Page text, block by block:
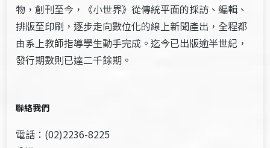
物，創刊至今，《小世界》從傳統平面的採訪、編輯、
排版至印刷，逐步走向數位化的線上新聞產出，全程都
由系上教師指導學生動手完成。迄今已出版逾半世紀，
發行期數則已達二千餘期。
聯絡我們
電話：(02)2236-8225